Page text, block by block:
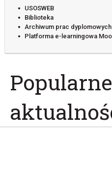
USOSWEB
Biblioteka
Archiwum prac dyplomowych
Platforma e-learningowa
Popularne